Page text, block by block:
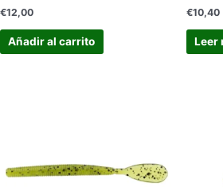
€12,00
Añadir al carrito
€10,40
Leer